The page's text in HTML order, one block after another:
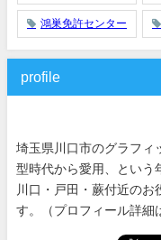
鴻巣免許センター
profile
埼玉県川口市のグラフィ
型時代から愛用、という
川口・戸田・蕨付近のお
す。（プロフィール詳細